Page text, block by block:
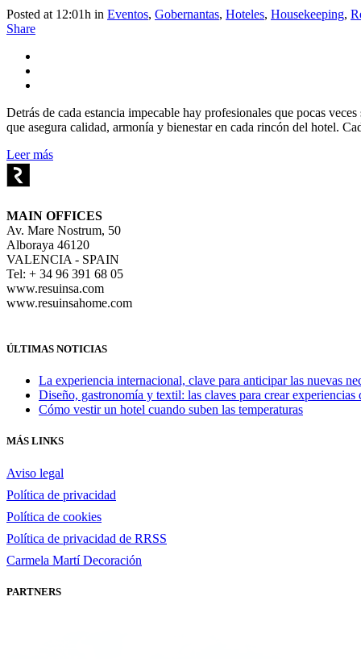
Posted at 12:01h in Eventos, Gobernantas, Hoteles, Housekeeping,
Share
Detrás de cada estancia impecable hay profesionales que pocas
que asegura calidad, armonía y bienestar en cada rincón del hotel.
Leer más
MAIN OFFICES
Av. Mare Nostrum, 50
Alboraya 46120
VALENCIA - SPAIN
Tel: + 34 96 391 68 05
www.resuinsa.com
www.resuinsahome.com
ÚLTIMAS NOTICIAS
La experiencia internacional, clave para anticipar las nuevas
Diseño, gastronomía y textil: las claves para crear
Cómo vestir un hotel cuando suben las temperaturas
MÁS LINKS
Aviso legal
Política de privacidad
Política de cookies
Política de privacidad de RRSS
Carmela Martí Decoración
PARTNERS